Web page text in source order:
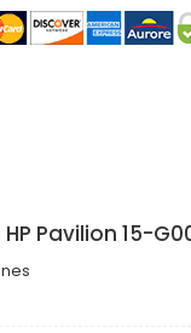
Pavilion 15-